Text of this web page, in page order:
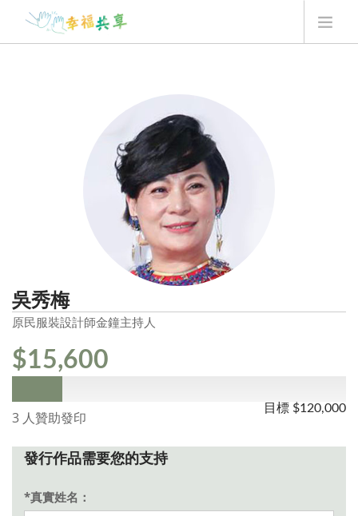
最新一季翻翻卡
吳秀梅
原民服裝設計師金鐘主持人
$15,600
3 人贊助發印
目標 $120,000
發行作品需要您的支持
*真實姓名：